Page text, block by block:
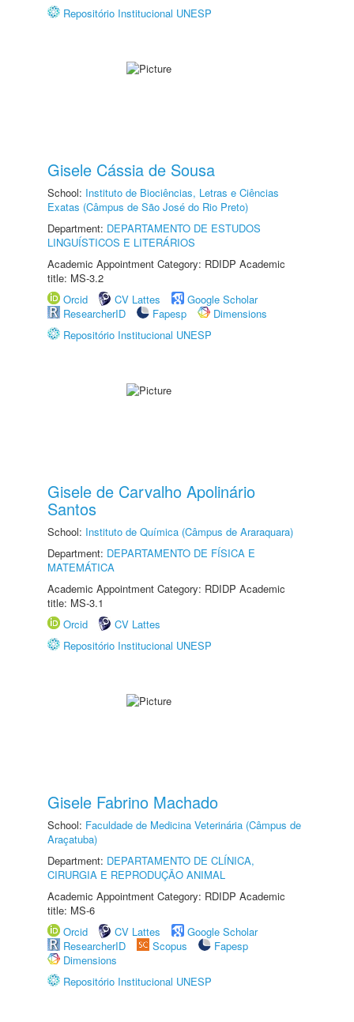
Repositório Institucional UNESP
Gisele Cássia de Sousa
School: Instituto de Biociências, Letras e Ciências
Exatas (Câmpus de São José do Rio Preto)
Department: DEPARTAMENTO DE ESTUDOS
LINGUÍSTICOS E LITERÁRIOS
Academic Appointment Category: RDIDP Academic
title: MS-3.2
Orcid
CV Lattes
Google Scholar
ResearcherID
Fapesp
Dimensions
Repositório Institucional UNESP
Gisele de Carvalho Apolinário
Santos
School: Instituto de Química (Câmpus de Araraquara)
Department: DEPARTAMENTO DE FÍSICA E
MATEMÁTICA
Academic Appointment Category: RDIDP Academic
title: MS-3.1
Orcid
CV Lattes
Repositório Institucional UNESP
Gisele Fabrino Machado
School: Faculdade de Medicina Veterinária (Câmpus de
Araçatuba)
Department: DEPARTAMENTO DE CLÍNICA,
CIRURGIA E REPRODUÇÃO ANIMAL
Academic Appointment Category: RDIDP Academic
title: MS-6
Orcid
CV Lattes
Google Scholar
ResearcherID
Scopus
Fapesp
Dimensions
Repositório Institucional UNESP